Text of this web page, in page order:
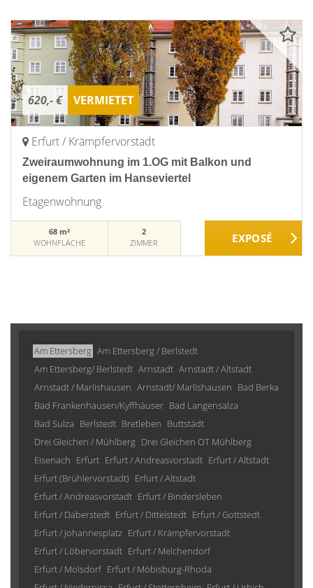
620,- € VERMIETET
Erfurt / Krämpfervorstadt
Zweiraumwohnung im 1.OG mit Balkon und
eigenem Garten im Hanseviertel
Etagenwohnung
68 m²
WOHNFLÄCHE
2
ZIMMER
Am Ettersberg Am Ettersberg / Berlstedt
Am Ettersberg/ Berlstedt Arnstadt Arnstadt / Altstadt
Arnstadt / Marlishausen Arnstadt/ Marlishausen Bad Berka
Bad Frankenhausen/Kyffhäuser Bad Langensalza
Bad Sulza Berlstedt Bretleben Buttstädt
Drei Gleichen / Mühlberg Drei Gleichen OT Mühlberg
Eisenach Erfurt Erfurt / Andreasvorstadt Erfurt / Altstadt
Erfurt (Brühlervorstadt) Erfurt / Altstadt
Erfurt / Andreasvorstadt Erfurt / Bindersleben
Erfurt / Daberstedt Erfurt / Dittelstedt Erfurt / Gottstedt
Erfurt / Johannesplatz Erfurt / Krämpfervorstadt
Erfurt / Löbervorstadt Erfurt / Melchendorf
Erfurt / Molsdorf Erfurt / Möbisburg-Rhoda